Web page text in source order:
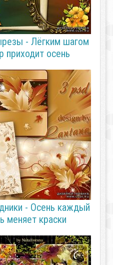
- Лёгким шагом
приходит осень
- Осень каждый
меняет краски